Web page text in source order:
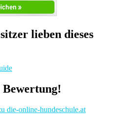
lieben dieses
Bewertung!